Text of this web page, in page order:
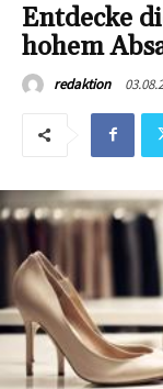
Entdecke
hohem
redaktion